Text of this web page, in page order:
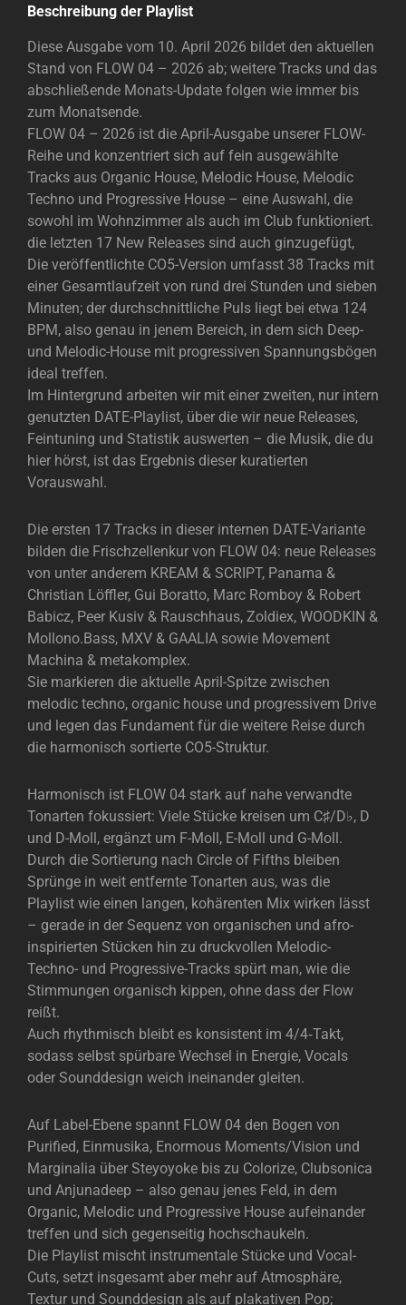
Beschreibung der Playlist
Diese Ausgabe vom 10. April 2026 bildet den aktuellen
Stand von FLOW 04 – 2026 ab; weitere Tracks und das
abschließende Monats-Update folgen wie immer bis
zum Monatsende.
FLOW 04 – 2026 ist die April-Ausgabe unserer FLOW-
Reihe und konzentriert sich auf fein ausgewählte
Tracks aus Organic House, Melodic House, Melodic
Techno und Progressive House – eine Auswahl, die
sowohl im Wohnzimmer als auch im Club funktioniert.
die letzten 17 New Releases sind auch ginzugefügt,
Die veröffentlichte CO5-Version umfasst 38 Tracks mit
einer Gesamtlaufzeit von rund drei Stunden und sieben
Minuten; der durchschnittliche Puls liegt bei etwa 124
BPM, also genau in jenem Bereich, in dem sich Deep-
und Melodic-House mit progressiven Spannungsbögen
ideal treffen.
Im Hintergrund arbeiten wir mit einer zweiten, nur intern
genutzten DATE-Playlist, über die wir neue Releases,
Feintuning und Statistik auswerten – die Musik, die du
hier hörst, ist das Ergebnis dieser kuratierten
Vorauswahl.
Die ersten 17 Tracks in dieser internen DATE-Variante
bilden die Frischzellenkur von FLOW 04: neue Releases
von unter anderem KREAM & SCRIPT, Panama &
Christian Löffler, Gui Boratto, Marc Romboy & Robert
Babicz, Peer Kusiv & Rauschhaus, Zoldiex, WOODKIN &
Mollono.Bass, MXV & GAALIA sowie Movement
Machina & metakomplex.
Sie markieren die aktuelle April-Spitze zwischen
melodic techno, organic house und progressivem Drive
und legen das Fundament für die weitere Reise durch
die harmonisch sortierte CO5-Struktur.
Harmonisch ist FLOW 04 stark auf nahe verwandte
Tonarten fokussiert: Viele Stücke kreisen um C♯/D♭, D
und D-Moll, ergänzt um F-Moll, E-Moll und G-Moll.
Durch die Sortierung nach Circle of Fifths bleiben
Sprünge in weit entfernte Tonarten aus, was die
Playlist wie einen langen, kohärenten Mix wirken lässt
– gerade in der Sequenz von organischen und afro-
inspirierten Stücken hin zu druckvollen Melodic-
Techno- und Progressive-Tracks spürt man, wie die
Stimmungen organisch kippen, ohne dass der Flow
reißt.
Auch rhythmisch bleibt es konsistent im 4/4‑Takt,
sodass selbst spürbare Wechsel in Energie, Vocals
oder Sounddesign weich ineinander gleiten.
Auf Label-Ebene spannt FLOW 04 den Bogen von
Purified, Einmusika, Enormous Moments/Vision und
Marginalia über Steyoyoke bis zu Colorize, Clubsonica
und Anjunadeep – also genau jenes Feld, in dem
Organic, Melodic und Progressive House aufeinander
treffen und sich gegenseitig hochschaukeln.
Die Playlist mischt instrumentale Stücke und Vocal-
Cuts, setzt insgesamt aber mehr auf Atmosphäre,
Textur und Sounddesign als auf plakativen Pop;